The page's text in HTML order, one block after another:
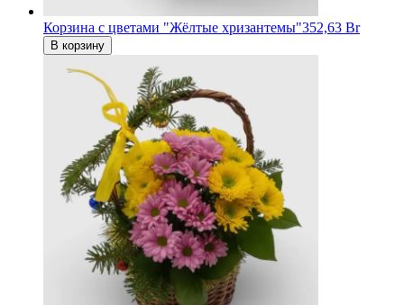
Корзина с цветами "Жёлтые хризантемы"352,63 Br
В корзину